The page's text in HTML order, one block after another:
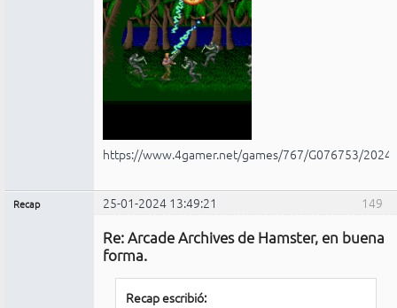
https://www.4gamer.net/games/767/G076753/
149
Recap 25-01-2024 13:49:21
Re: Arcade Archives de Hamster, en buena
forma.
Recap escribió: